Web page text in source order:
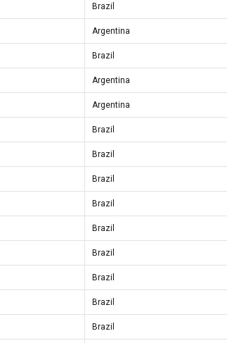
Brazil
Argentina
Brazil
Argentina
Argentina
Brazil
Brazil
Brazil
Brazil
Brazil
Brazil
Brazil
Brazil
Brazil